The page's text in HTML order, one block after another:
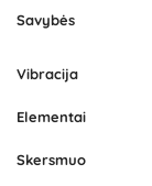
Savybės
Vibracija
Elementai
Skersmuo